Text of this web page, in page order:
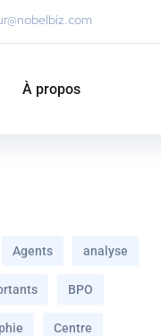
À propos
Agents analyse
BPO
Centre